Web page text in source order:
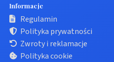
Informacje
Regulamin
Polityka prywatności
Zwroty i reklamacje
Polityka cookie